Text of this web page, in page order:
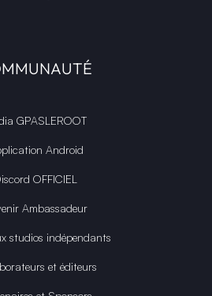
GPASLEROOT
Android
OFFICIEL
Ambassadeur
studios indépendants
et éditeurs